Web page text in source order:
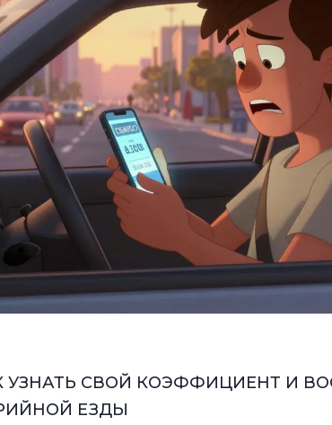
УЗНАТЬ СВОЙ КОЭФФИЦИЕНТ И
ЕЗДЫ